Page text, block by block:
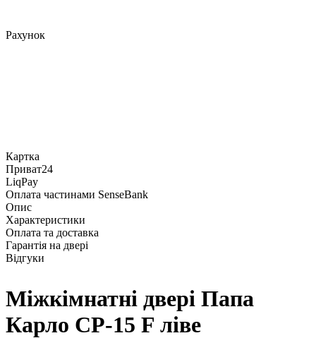
Рахунок
Картка
Приват24
LiqPay
Оплата частинами SenseBank
Опис
Характеристики
Оплата та доставка
Гарантія на двері
Відгуки
Міжкімнатні двері Папа
Карло СP-15 F ліве